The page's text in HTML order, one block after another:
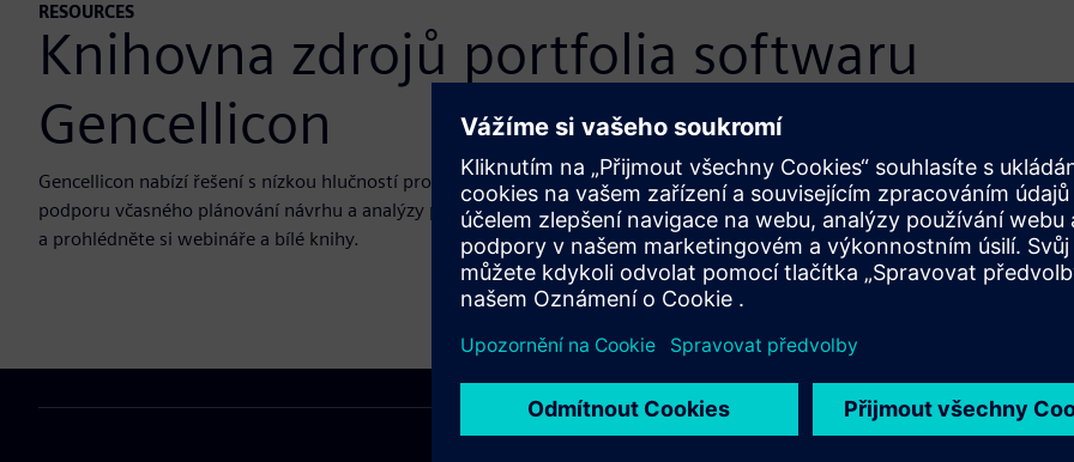
RESOURCES
Knihovna zdrojů portfolia softwaru
Gencellicon
Gencellicon nabízí řešení s nízkou hlučností pro ověřování, generování a správu omezení SDC, zefektivnění vývoje čipů a
podporu včasného plánování návrhu a analýzy proveditelnosti pro fyzickou implementaci. Prozkoumejte knihovnu zdrojů
a prohlédněte si webináře a bílé knihy.